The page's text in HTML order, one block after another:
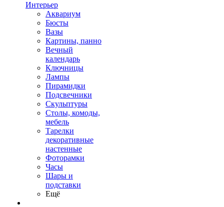
Интерьер
Аквариум
Бюсты
Вазы
Картины, панно
Вечный
календарь
Ключницы
Лампы
Пирамидки
Подсвечники
Скульптуры
Столы, комоды,
мебель
Тарелки
декоративные
настенные
Фоторамки
Часы
Шары и
подставки
Ещё